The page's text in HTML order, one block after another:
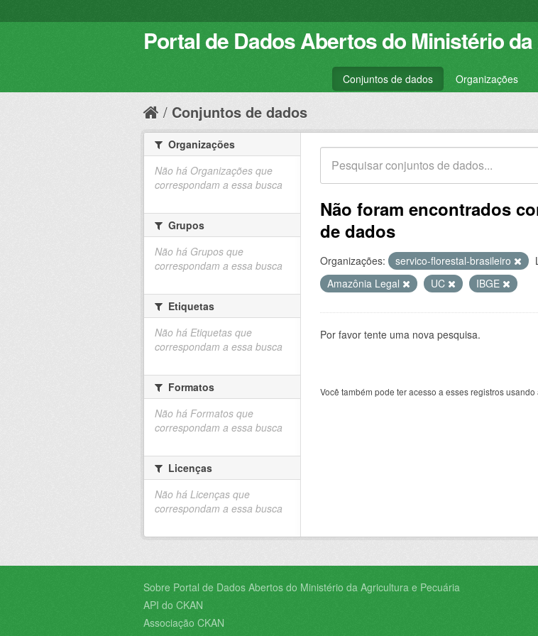
Portal de Dados Abertos do Ministério
Conjuntos de dados Organizações
Conjuntos de dados
Não foram encontrados
de dados
Organizações: servico-florestal-brasileiro
Amazônia Legal
UC IBGE
Por favor tente uma nova pesquisa.
Você também pode ter acesso a esses registros usando
Organizações
Não há Organizações que
correspondam a essa busca
Grupos
Não há Grupos que
correspondam a essa busca
Etiquetas
Não há Etiquetas que
correspondam a essa busca
Formatos
Não há Formatos que
correspondam a essa busca
Licenças
Não há Licenças que
correspondam a essa busca
Sobre Portal de Dados Abertos do Ministério da Agricultura e Pecuária
API do CKAN
Associação CKAN